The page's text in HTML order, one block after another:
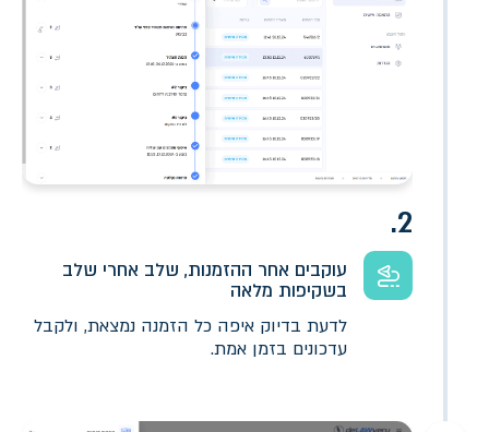
2.
עוקבים אחר ההזמנות, שלב אחרי שלב
בשקיפות מלאה
לדעת בדיוק איפה כל הזמנה נמצאת, ולקבל
עדכונים בזמן אמת.